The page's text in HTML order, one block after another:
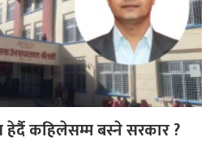
कहिलेसम्म बस्ने सरकार ?